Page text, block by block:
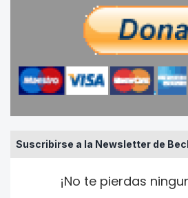
Suscribirse a la Newsletter de
¡No te pierdas